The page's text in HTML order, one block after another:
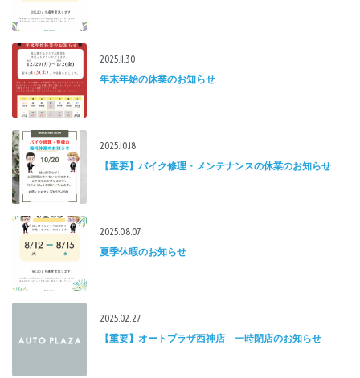
2025.11.30
年末年始の休業のお知らせ
2025.10.18
【重要】バイク修理・メンテナンスの休業のお知らせ
2025.08.07
夏季休暇のお知らせ
2025.02.27
【重要】オートプラザ西神店 一時閉店のお知らせ